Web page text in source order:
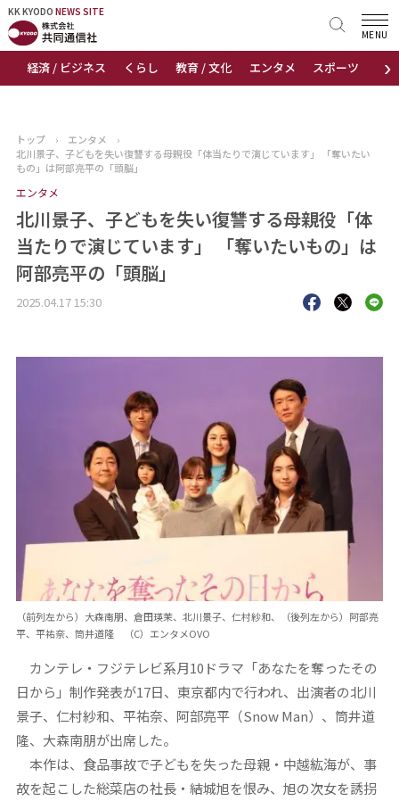
KK KYODO NEWS SITE
›
経済 / ビジネス くらし 教育 / 文化 エンタメ スポーツ 地域
MENU
KK KYODONEWS SITE
トップページ
ニュース
おすすめコンテンツ
出版物
会社概要
トップ › エンタメ
›
北川景子、子どもを失い復讐する母親役「体当たりで演じています」 「奪いたい
もの」は阿部亮平の「頭脳」
エンタメ
北川景子、子どもを失い復讐する母親役「体
当たりで演じています」 「奪いたいもの」は
阿部亮平の「頭脳」
2025.04.17 15:30
（前列左から）大森南朋、倉田瑛茉、北川景子、仁村紗和、（後列左から）阿部亮
平、平祐奈、筒井道隆 （C）エンタメOVO
カンテレ・フジテレビ系月10ドラマ「あなたを奪ったその
日から」制作発表が17日、東京都内で行われ、出演者の北川
景子、仁村紗和、平祐奈、阿部亮平（Snow Man）、筒井道
隆、大森南朋が出席した。
本作は、食品事故で子どもを失った母親・中越紘海が、事
故を起こした総菜店の社長・結城旭を恨み、旭の次女を誘拐